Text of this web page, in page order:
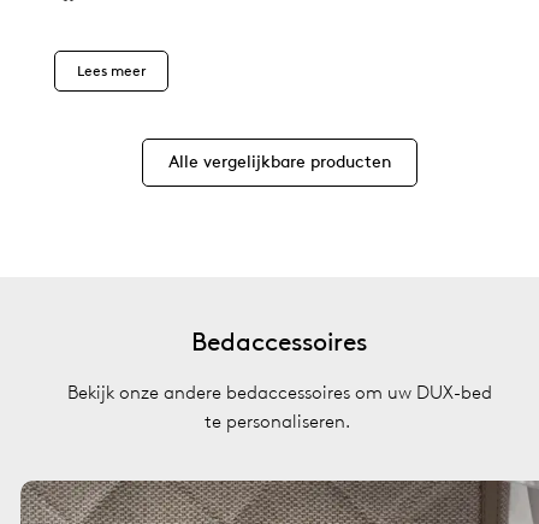
Lees meer
Alle vergelijkbare producten
Bedaccessoires
Bekijk onze andere bedaccessoires om uw DUX-bed
te personaliseren.